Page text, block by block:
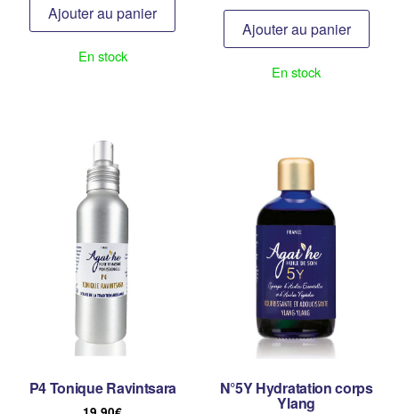
Ajouter au panier
En stock
Ajouter au panier
En stock
P4 Tonique Ravintsara N°5Y Hydratation corps
Ylang